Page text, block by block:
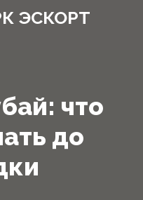
ЭСКОРТ
что
до